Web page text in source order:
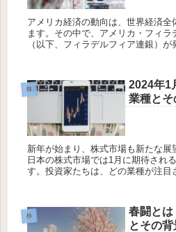
アメリカ経済の動向は、世界経済
ます。その中で、アメリカ・フィ
（以下、フィラデルフィア連銀）
株
2024年1
業種とそ
新年が始まり、株式市場も新たな展
日本の株式市場では1月に期待され
す。投資家たちは、どの業種が注目
株
春闘と
とその背